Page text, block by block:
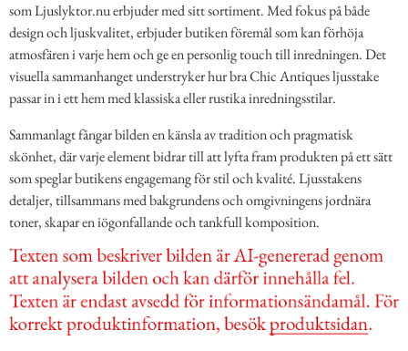
som Ljuslyktor.nu erbjuder med sitt sortiment. Med fokus på både
design och ljuskvalitet, erbjuder butiken föremål som kan förhöja
atmosfären i varje hem och ge en personlig touch till inredningen. Det
visuella sammanhanget understryker hur bra Chic Antiques ljusstake
passar in i ett hem med klassiska eller rustika inredningsstilar.
Sammanlagt fångar bilden en känsla av tradition och pragmatisk
skönhet, där varje element bidrar till att lyfta fram produkten på ett sätt
som speglar butikens engagemang för stil och kvalité. Ljusstakens
detaljer, tillsammans med bakgrundens och omgivningens jordnära
toner, skapar en iögonfallande och tankfull komposition.